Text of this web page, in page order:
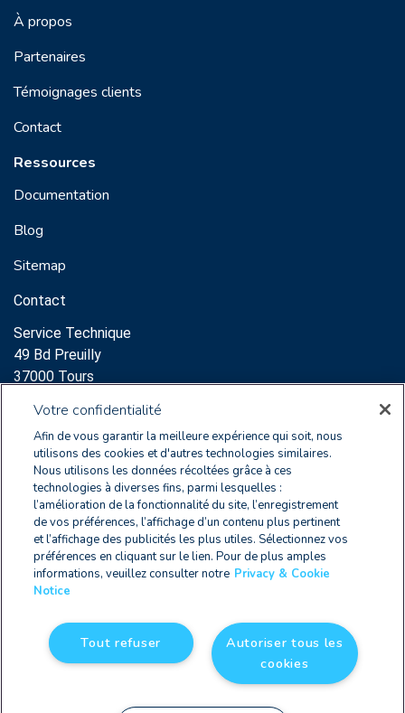
À propos
Partenaires
Témoignages clients
Contact
Ressources
Documentation
Blog
Sitemap
Contact
Service Technique
49 Bd Preuilly
37000 Tours
clearnoxsupport@wolterskluwer.com
+33 2 47 60 65 96
Service Commercial
64 Rue des Archives
75003 Paris
+33 2 47 60 65 96
FR 2579 9178 8010 0012
Privacy & Cookie Notice|CGU| © Copyright 2026
Votre confidentialité
Afin de vous garantir la meilleure expérience qui soit, nous
utilisons des cookies et d'autres technologies similaires.
Nous utilisons les données récoltées grâce à ces
technologies à diverses fins, parmi lesquelles :
l’amélioration de la fonctionnalité du site, l’enregistrement
de vos préférences, l’affichage d’un contenu plus pertinent
et l’affichage des publicités les plus utiles. Sélectionnez vos
préférences en cliquant sur le lien. Pour de plus amples
informations, veuillez consulter notre Privacy & Cookie
Notice
Autoriser tous les
cookies
Tout refuser